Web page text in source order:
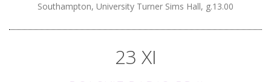
Southampton, University Turner Sims Hall, g.13.00
23 XI